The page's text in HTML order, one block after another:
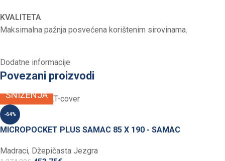
KVALITETA
Maksimalna pažnja posvećena korištenim sirovinama.
Dodatne informacije
Povezani proizvodi
SNIŽENJA
-64%
MICROPOCKET PLUS SAMAC 85 X 190 - SAMAC
Madraci, Džepičasta Jezgra